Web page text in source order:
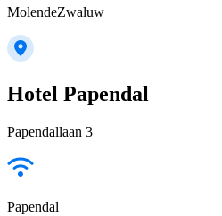
MolendeZwaluw
Hotel Papendal
Papendallaan 3
Papendal